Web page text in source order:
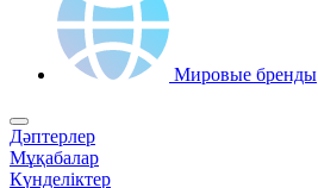
Мировые бренды
Дәптерлер
Мұқабалар
Күнделіктер